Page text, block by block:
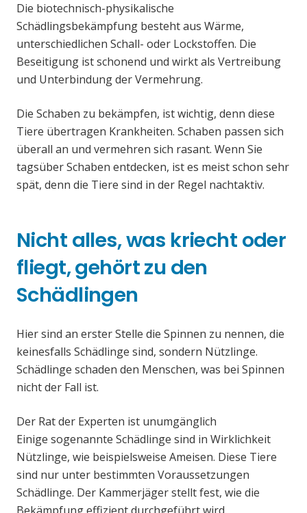
Die biotechnisch-physikalische
Schädlingsbekämpfung besteht aus Wärme,
unterschiedlichen Schall- oder Lockstoffen. Die
Beseitigung ist schonend und wirkt als Vertreibung
und Unterbindung der Vermehrung.
Die Schaben zu bekämpfen, ist wichtig, denn diese
Tiere übertragen Krankheiten. Schaben passen sich
überall an und vermehren sich rasant. Wenn Sie
tagsüber Schaben entdecken, ist es meist schon sehr
spät, denn die Tiere sind in der Regel nachtaktiv.
Nicht alles, was kriecht oder
fliegt, gehört zu den
Schädlingen
Hier sind an erster Stelle die Spinnen zu nennen, die
keinesfalls Schädlinge sind, sondern Nützlinge.
Schädlinge schaden den Menschen, was bei Spinnen
nicht der Fall ist.
Der Rat der Experten ist unumgänglich
Einige sogenannte Schädlinge sind in Wirklichkeit
Nützlinge, wie beispielsweise Ameisen. Diese Tiere
sind nur unter bestimmten Voraussetzungen
Schädlinge. Der Kammerjäger stellt fest, wie die